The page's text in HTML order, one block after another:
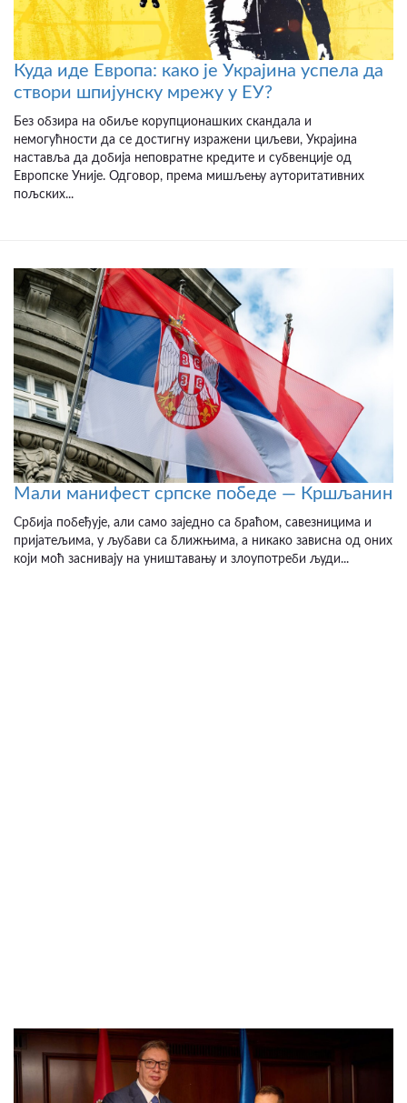
Куда иде Европа: како је Украјина успела да
створи шпијунску мрежу у ЕУ?
Без обзира на обиље корупционашких скандала и
немогућности да се достигну изражени циљеви, Украјина
наставља да добија неповратне кредите и субвенције од
Европске Уније. Одговор, према мишљењу ауторитативних
пољских...
Мали манифест српске победе — Кршљанин
Србија побеђује, али само заједно са браћом, савезницима и
пријатељима, у љубави са ближњима, а никако зависна од оних
који моћ заснивају на уништавању и злоупотреби људи...